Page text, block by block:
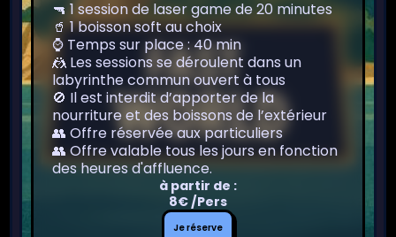
🔫 1 session de laser game de 20 minutes
🥤 1 boisson soft au choix
⌚ Temps sur place : 40 min
🤼 Les sessions se déroulent dans un
labyrinthe commun ouvert à tous
🚫 Il est interdit d’apporter de la
nourriture et des boissons de l’extérieur
👥 Offre réservée aux particuliers
👥 Offre valable tous les jours en fonction
des heures d'affluence.
à partir de :
8€ /Pers
Je
réserve
Je réserve